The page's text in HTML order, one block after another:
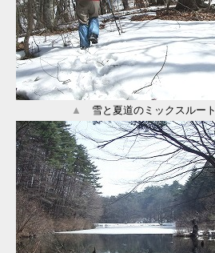
▲ 雪と夏道のミックスルート